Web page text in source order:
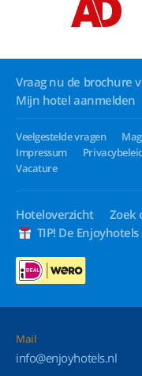
Vraag nu de brochure
Mijn hotel aanmelden
Veelgestelde vragen
Impressum
Vacature
Hoteloverzicht Zoek
TIP! De
Mail
info@enjoyhotels.nl